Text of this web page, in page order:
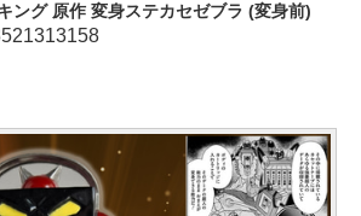
ング 原作 変身ステカセゼブラ (変身前)